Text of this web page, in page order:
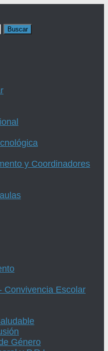
y Coordinadores
Convivencia Escolar
Género